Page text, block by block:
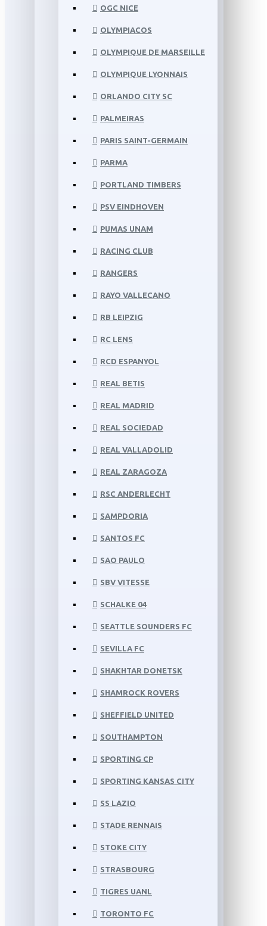
OGC NICE
OLYMPIACOS
OLYMPIQUE DE MARSEILLE
OLYMPIQUE LYONNAIS
ORLANDO CITY SC
PALMEIRAS
PARIS SAINT-GERMAIN
PARMA
PORTLAND TIMBERS
PSV EINDHOVEN
PUMAS UNAM
RACING CLUB
RANGERS
RAYO VALLECANO
RB LEIPZIG
RC LENS
RCD ESPANYOL
REAL BETIS
REAL MADRID
REAL SOCIEDAD
REAL VALLADOLID
REAL ZARAGOZA
RSC ANDERLECHT
SAMPDORIA
SANTOS FC
SAO PAULO
SBV VITESSE
SCHALKE 04
SEATTLE SOUNDERS FC
SEVILLA FC
SHAKHTAR DONETSK
SHAMROCK ROVERS
SHEFFIELD UNITED
SOUTHAMPTON
SPORTING CP
SPORTING KANSAS CITY
SS LAZIO
STADE RENNAIS
STOKE CITY
STRASBOURG
TIGRES UANL
TORONTO FC